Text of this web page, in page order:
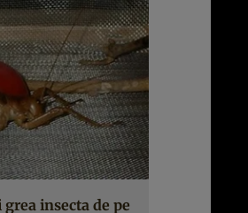
insecta de pe